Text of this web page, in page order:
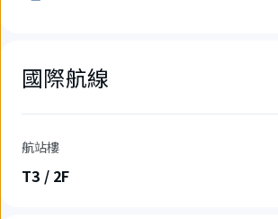
國際航線
航站樓
T3 / 2F